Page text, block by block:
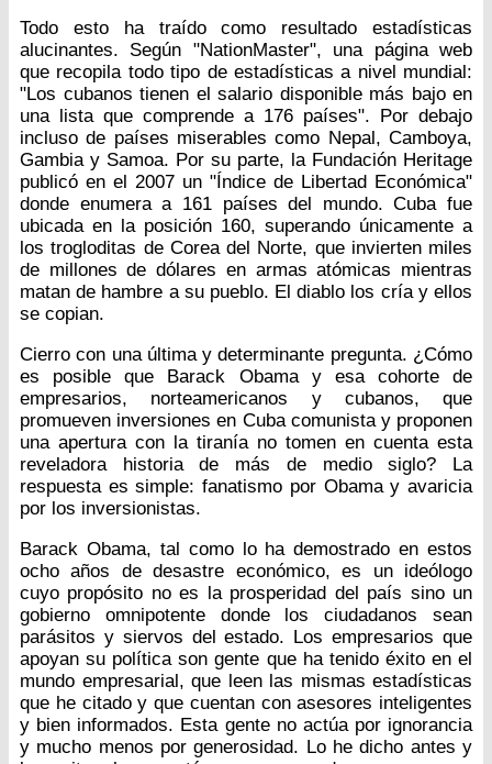
Todo esto ha traído como resultado estadísticas
alucinantes. Según "NationMaster", una página web
que recopila todo tipo de estadísticas a nivel mundial:
"Los cubanos tienen el salario disponible más bajo en
una lista que comprende a 176 países". Por debajo
incluso de países miserables como Nepal, Camboya,
Gambia y Samoa. Por su parte, la Fundación Heritage
publicó en el 2007 un "Índice de Libertad Económica"
donde enumera a 161 países del mundo. Cuba fue
ubicada en la posición 160, superando únicamente a
los trogloditas de Corea del Norte, que invierten miles
de millones de dólares en armas atómicas mientras
matan de hambre a su pueblo. El diablo los cría y ellos
se copian.
Cierro con una última y determinante pregunta. ¿Cómo
es posible que Barack Obama y esa cohorte de
empresarios, norteamericanos y cubanos, que
promueven inversiones en Cuba comunista y proponen
una apertura con la tiranía no tomen en cuenta esta
reveladora historia de más de medio siglo? La
respuesta es simple: fanatismo por Obama y avaricia
por los inversionistas.
Barack Obama, tal como lo ha demostrado en estos
ocho años de desastre económico, es un ideólogo
cuyo propósito no es la prosperidad del país sino un
gobierno omnipotente donde los ciudadanos sean
parásitos y siervos del estado. Los empresarios que
apoyan su política son gente que ha tenido éxito en el
mundo empresarial, que leen las mismas estadísticas
que he citado y que cuentan con asesores inteligentes
y bien informados. Esta gente no actúa por ignorancia
y mucho menos por generosidad. Lo he dicho antes y